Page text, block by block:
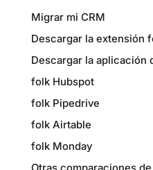
Migrar mi CRM
Descargar la extensión
Descargar la aplicación
folk Hubspot
folk Pipedrive
folk Airtable
folk Monday